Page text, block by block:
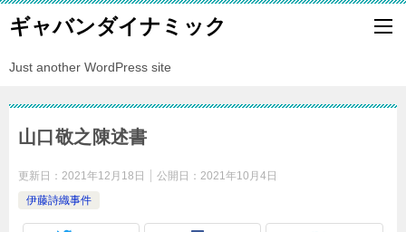
ギャバンダイナミック
Just another WordPress site
山口敬之陳述書
更新日： 2021年12月18日 公開日： 2021年10月4日
伊藤詩織事件